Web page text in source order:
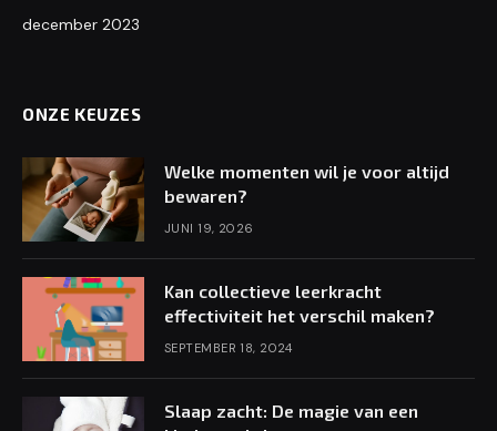
december 2023
ONZE KEUZES
Welke momenten wil je voor altijd
bewaren?
JUNI 19, 2026
Kan collectieve leerkracht
effectiviteit het verschil maken?
SEPTEMBER 18, 2024
Slaap zacht: De magie van een